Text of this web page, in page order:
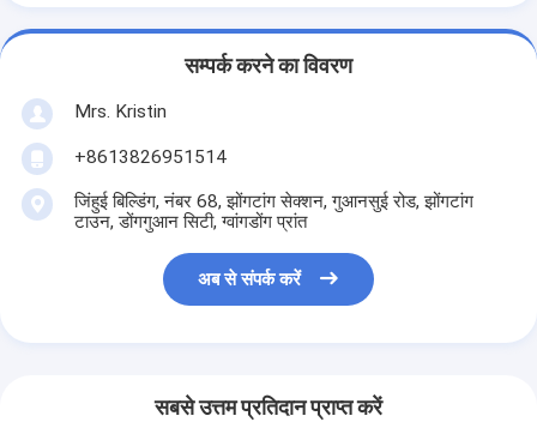
सम्पर्क करने का विवरण
Mrs. Kristin
+8613826951514
जिंहुई बिल्डिंग, नंबर 68, झोंगटांग सेक्शन, गुआनसुई रोड, झोंगटांग
टाउन, डोंगगुआन सिटी, ग्वांगडोंग प्रांत
अब से संपर्क करें
सबसे उत्तम प्रतिदान प्राप्त करें